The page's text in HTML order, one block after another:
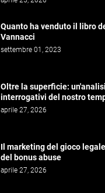
Quanto ha venduto il libro
Vannacci
settembre 01, 2023
Oltre la superficie:
interrogativi del nostro
aprile 27, 2026
Il marketing del gioco
del bonus abuse
aprile 27, 2026